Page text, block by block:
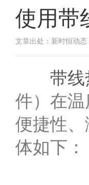
使用带
文章出处：新时恒动态
带线
件）在
便捷性
体如下：